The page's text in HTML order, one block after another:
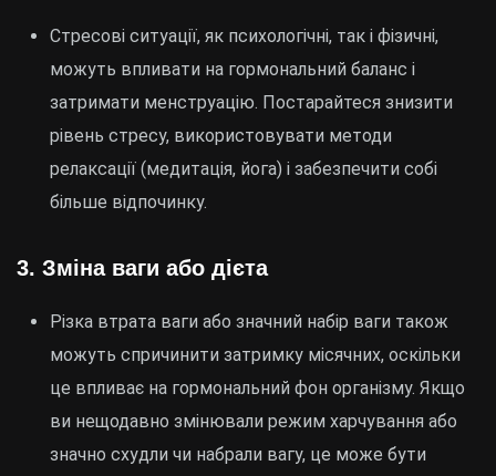
Стресові ситуації, як психологічні, так і фізичні,
можуть впливати на гормональний баланс і
затримати менструацію. Постарайтеся знизити
рівень стресу, використовувати методи
релаксації (медитація, йога) і забезпечити собі
більше відпочинку.
3. Зміна ваги або дієта
Різка втрата ваги або значний набір ваги також
можуть спричинити затримку місячних, оскільки
це впливає на гормональний фон організму. Якщо
ви нещодавно змінювали режим харчування або
значно схудли чи набрали вагу, це може бути